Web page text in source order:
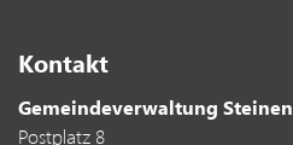
Kontakt
Gemeindeverwaltung Steinen
Postplatz 8